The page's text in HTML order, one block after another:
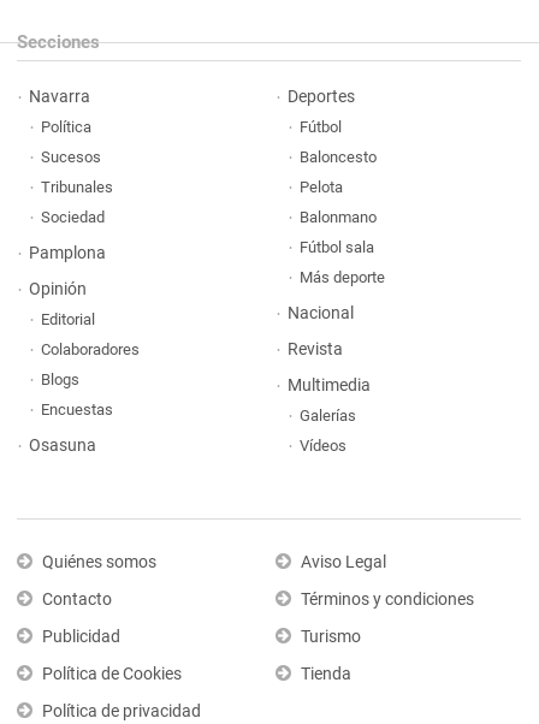
Secciones
Navarra
Política
Sucesos
Tribunales
Sociedad
Pamplona
Opinión
Editorial
Colaboradores
Blogs
Encuestas
Osasuna
Deportes
Fútbol
Baloncesto
Pelota
Balonmano
Fútbol sala
Más deporte
Nacional
Revista
Multimedia
Galerías
Vídeos
Quiénes somos
Contacto
Publicidad
Política de Cookies
Política de privacidad
Aviso Legal
Términos y condiciones
Turismo
Tienda